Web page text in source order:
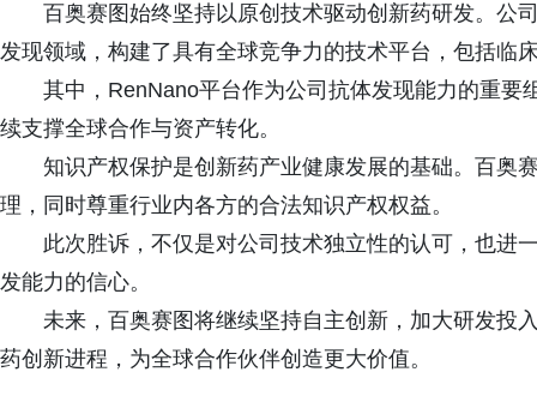
百奥赛图始终坚持以原创技术驱动创新药研发。公
发现领域，构建了具有全球竞争力的技术平台，包括临
其中，RenNano平台作为公司抗体发现能力的重
续支撑全球合作与资产转化。
知识产权保护是创新药产业健康发展的基础。百奥
理，同时尊重行业内各方的合法知识产权权益。
此次胜诉，不仅是对公司技术独立性的认可，也进
发能力的信心。
未来，百奥赛图将继续坚持自主创新，加大研发投
药创新进程，为全球合作伙伴创造更大价值。